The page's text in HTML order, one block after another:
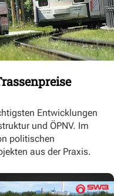
Entwicklungen
und ÖPNV. Im
politischen
aus der Praxis.